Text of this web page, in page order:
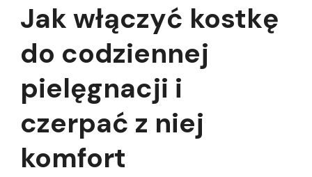
Jak włączyć kostkę
do codziennej
pielęgnacji i
czerpać z niej
komfort